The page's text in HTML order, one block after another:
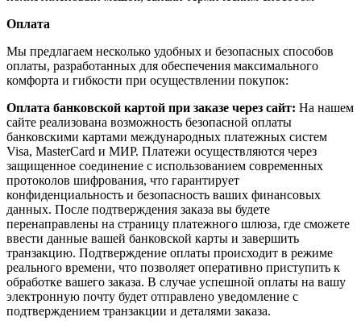
Оплата
Мы предлагаем несколько удобных и безопасных способов
оплаты, разработанных для обеспечения максимального
комфорта и гибкости при осуществлении покупок:
Оплата банковской картой при заказе через сайт: На нашем
сайте реализована возможность безопасной оплаты
банковскими картами международных платежных систем
Visa, MasterCard и МИР. Платежи осуществляются через
защищенное соединение с использованием современных
протоколов шифрования, что гарантирует
конфиденциальность и безопасность ваших финансовых
данных. После подтверждения заказа вы будете
перенаправлены на страницу платежного шлюза, где сможете
ввести данные вашей банковской карты и завершить
транзакцию. Подтверждение оплаты происходит в режиме
реального времени, что позволяет оперативно приступить к
обработке вашего заказа. В случае успешной оплаты на вашу
электронную почту будет отправлено уведомление с
подтверждением транзакции и деталями заказа.